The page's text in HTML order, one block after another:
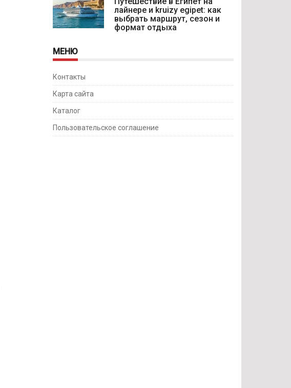
лайнере и kruizy egipet: как
выбрать маршрут, сезон и
формат отдыха
МЕНЮ
Контакты
Карта сайта
Каталог
Пользовательское соглашение